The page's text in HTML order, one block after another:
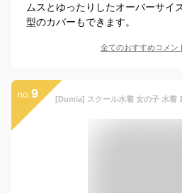
ムスとゆったりしたオーバーサイ
型のカバーもできます。
全てのおすすめコメン
no. 9